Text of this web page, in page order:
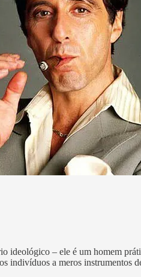
ideológico – ele é um homem
indivíduos a meros instrumentos